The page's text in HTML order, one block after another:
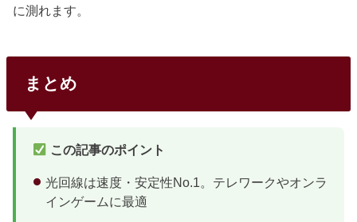
に測れます。
まとめ
この記事のポイント
光回線は速度・安定性No.1。テレワークやオンラ
インゲームに最適